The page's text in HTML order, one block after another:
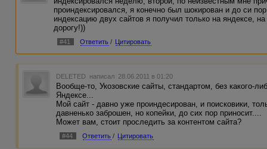
проиндексировался, я конечно был шокирован и до си
индексацию двух сайтов я получил только на яндексе,
дорогу!))
#41 Ответить / Цитировать
DELETED написал 28.06.2011 в 01:20
Вообще-то, Укозовские сайты, стандартом, без какого-
Яндексе...
Мой сайт - давно уже проиндесирован, и поисковики,
давненько заброшен, но копейки, до сих пор приносит....
Может вам, стоит проследить за контентом сайта?
#44 Ответить / Цитировать